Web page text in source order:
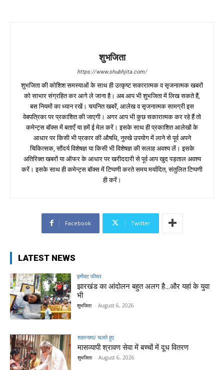
शुभजिता
https://www.shubhjita.com/
शुभजिता की कोशिश समस्याओं के साथ ही उत्कृष्ट सकारात्मक व सृजनात्मक खबरों
को साभार संग्रहित कर आगे ले जाना है। अब आप भी शुभजिता में लिख सकते हैं,
बस नियमों का ध्यान रखें। चयनित खबरें, आलेख व सृजनात्मक सामग्री इस
वेबपत्रिका पर प्रकाशित की जाएगी। अगर आप भी कुछ सकारात्मक कर रहे हैं तो
कमेन्ट्स बॉक्स में बताएँ या हमें ई मेल करें। इसके साथ ही प्रकाशित आलेखों के
आधार पर किसी भी प्रकार की औषधि, नुस्खे उपयोग में लाने से पूर्व अपने
चिकित्सक, सौंदर्य विशेषज्ञ या किसी भी विशेषज्ञ की सलाह अवश्य लें। इसके
अतिरिक्त खबरों या ऑफर के आधार पर खरीददारी से पूर्व आप खुद पड़ताल अवश्य
करें। इसके साथ ही कमेन्ट्स बॉक्स में टिप्पणी करते समय मर्यादित, संतुलित टिप्पणी
ही करें।
Facebook Twitter
LATEST NEWS
इम्पैक्ट फीचर
झारखंड का आंदोलन बहुत अलग है…और यहां के युवा
भी
शुभजिता - August 6, 2026
शहरनामा/ चलते हुए
मासव्यापी श्रावण सेवा में बच्चों में दूध वितरण
शुभजिता - August 6, 2026